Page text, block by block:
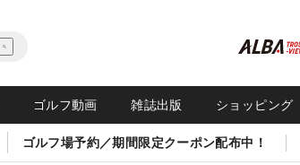
ゴルフ動画 雑誌出版 ショッピング
ゴルフ場予約／期間限定クーポン配布中！